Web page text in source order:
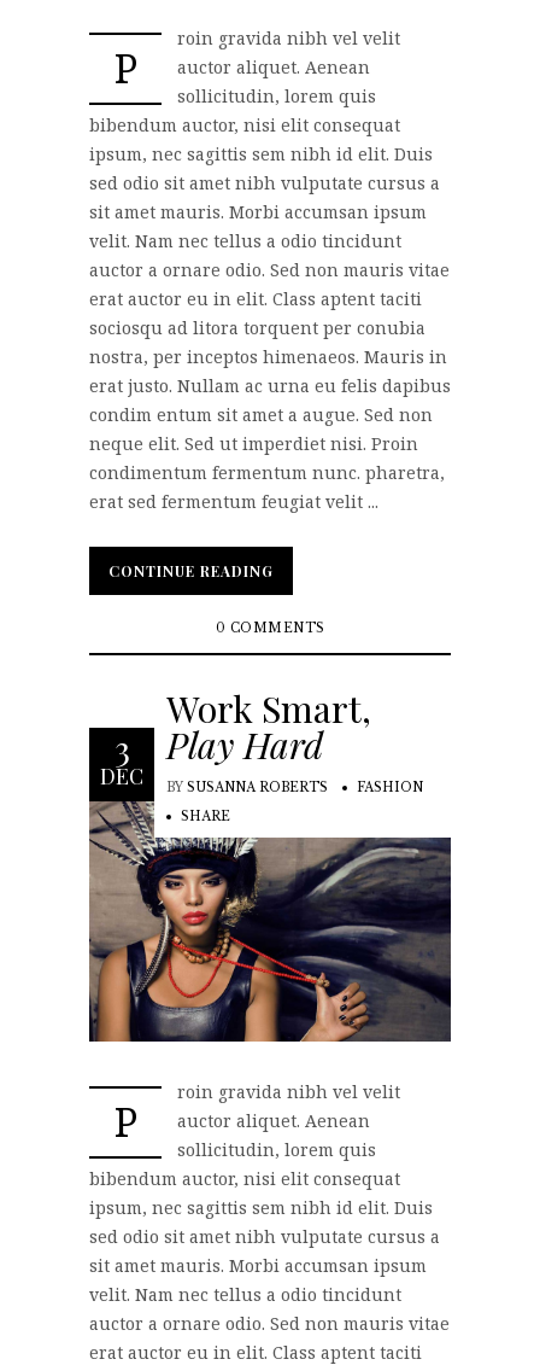
P
roin gravida nibh vel velit
auctor aliquet. Aenean
sollicitudin, lorem quis
bibendum auctor, nisi elit consequat
ipsum, nec sagittis sem nibh id elit. Duis
sed odio sit amet nibh vulputate cursus a
sit amet mauris. Morbi accumsan ipsum
velit. Nam nec tellus a odio tincidunt
auctor a ornare odio. Sed non mauris vitae
erat auctor eu in elit. Class aptent taciti
sociosqu ad litora torquent per conubia
nostra, per inceptos himenaeos. Mauris in
erat justo. Nullam ac urna eu felis dapibus
condim entum sit amet a augue. Sed non
neque elit. Sed ut imperdiet nisi. Proin
condimentum fermentum nunc. pharetra,
erat sed fermentum feugiat velit ...
CONTINUE READING
CONTINUE READING
0 COMMENTS
3
DEC
Work Smart,
Play Hard
BY SUSANNA ROBERTS
FASHION
SHARE
P
roin gravida nibh vel velit
auctor aliquet. Aenean
sollicitudin, lorem quis
bibendum auctor, nisi elit consequat
ipsum, nec sagittis sem nibh id elit. Duis
sed odio sit amet nibh vulputate cursus a
sit amet mauris. Morbi accumsan ipsum
velit. Nam nec tellus a odio tincidunt
auctor a ornare odio. Sed non mauris vitae
erat auctor eu in elit. Class aptent taciti